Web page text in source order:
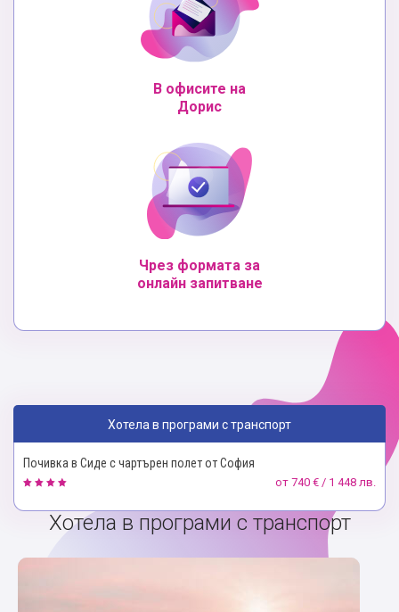
В офисите на
Дорис
Чрез формата за
онлайн запитване
Хотела в програми с транспорт
Почивка в Сиде с чартърен полет от София
от 740 € / 1 448 лв.
Хотела в програми с транспорт